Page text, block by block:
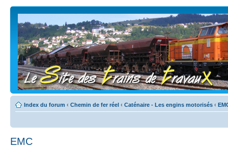
Index du forum ‹ Chemin de fer réel ‹ Caténaire - Les engins motorisés ‹
EMC